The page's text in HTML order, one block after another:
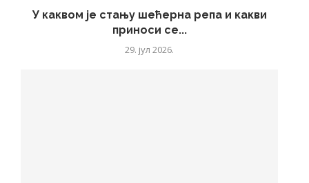
У каквом је стању шећерна репа и какви
приноси се...
29. јул 2026.